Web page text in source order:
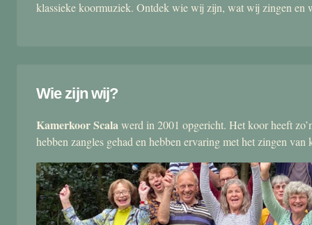
klassieke koormuziek. Ontdek wie wij zijn, wat wij zingen en
Wie zijn wij?
Kamerkoor Scalawerd in 2001 opgericht. Het koor heeft
hebben zangles gehad en hebben ervaring met het zingen van